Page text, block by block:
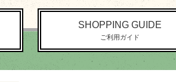
SHOPPING GUIDE
ご利用ガイド